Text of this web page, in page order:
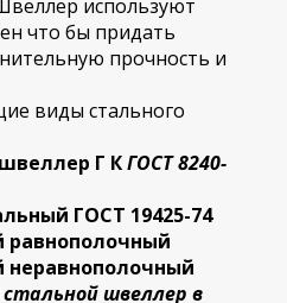
используют
что бы придать
прочность и
виды стального
швеллер Г КГОСТ 8240-
ГОСТ 19425-74
равнополочный
неравнополочный
швеллер в